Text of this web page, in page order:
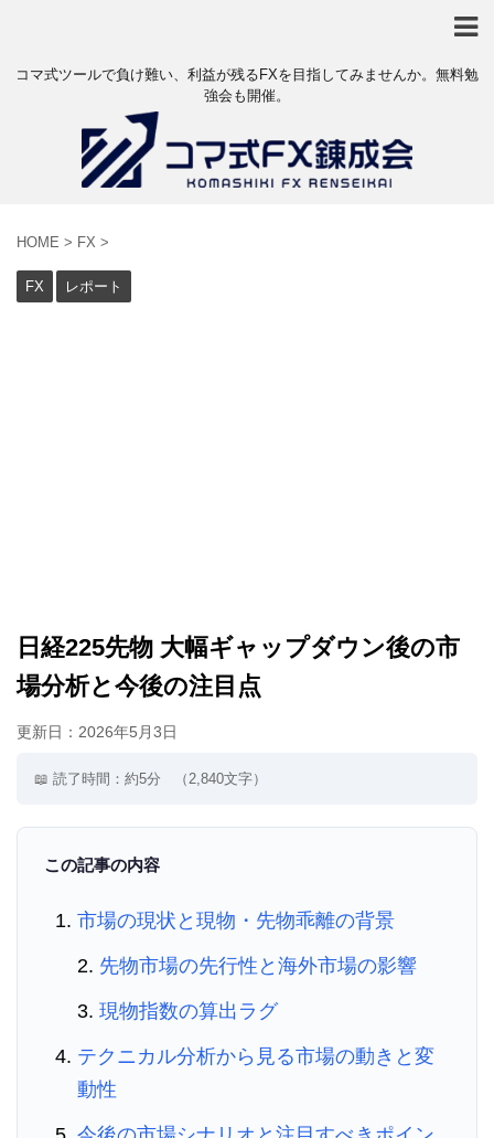
コマ式ツールで負け難い、利益が残るFXを目指してみませんか。無料勉
強会も開催。
HOME > FX >
FX レポート
日経225先物 大幅ギャップダウン後の市
場分析と今後の注目点
更新日： 2026年5月3日
📖 読了時間：約5分 （2,840文字）
この記事の内容
市場の現状と現物・先物乖離の背景
先物市場の先行性と海外市場の影響
現物指数の算出ラグ
テクニカル分析から見る市場の動きと変
動性